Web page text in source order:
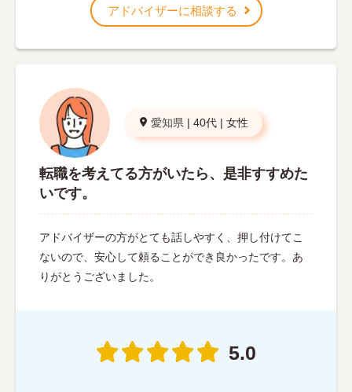
アドバイザーに相談する
愛知県 | 40代 | 女性
転職を考えてる方がいたら、是非すすめた
いです。
アドバイザーの方がとても話しやすく、押し付けてこ
ないので、安心して頼ることができ良かったです。あ
りがとうございました。
5.0